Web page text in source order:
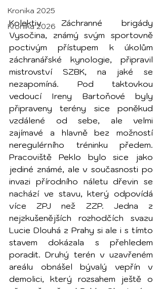
Kronika 2025
Kronika 2026
Kolektiv Záchranné brigády
Vysočina, známý svým sportovně
poctivým přístupem k úkolům
záchranářské kynologie, připravil
mistrovství SZBK, na jaké se
nezapomíná. Pod taktovkou
vedoucí Ireny Bartoňové byly
připraveny terény sice poněkud
vzdálené od sebe, ale velmi
zajímavé a hlavně bez možností
neregulérního tréninku předem.
Pracoviště Peklo bylo sice jako
jediné známé, ale v současnosti po
invazi přírodního náletu dřevin se
nachází ve stavu, který odpovídá
více ZPJ než ZZP. Jedna z
nejzkušenějších rozhodčích svazu
Lucie Dlouhá z Prahy si ale i s tímto
stavem dokázala s přehledem
poradit. Druhý terén v uzavřeném
areálu obnášel bývalý vepřín v
demolici, který rozsahem ještě o